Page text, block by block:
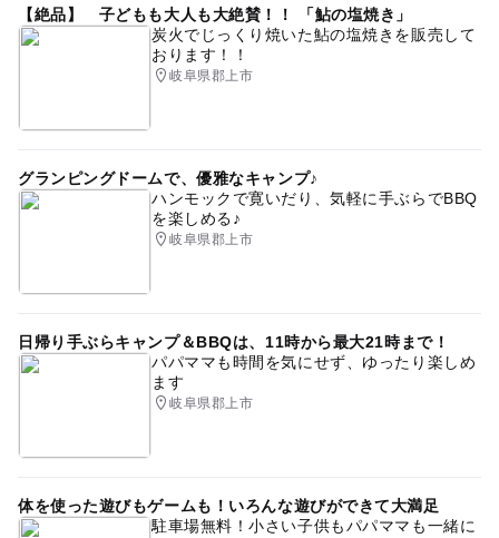
【絶品】 子どもも大人も大絶賛！！ 「鮎の塩焼き」
炭火でじっくり焼いた鮎の塩焼きを販売して
おります！！
岐阜県郡上市
グランピングドームで、優雅なキャンプ♪
ハンモックで寛いだり、気軽に手ぶらでBBQ
を楽しめる♪
岐阜県郡上市
日帰り手ぶらキャンプ＆BBQは、11時から最大21時まで！
パパママも時間を気にせず、ゆったり楽しめ
ます
岐阜県郡上市
体を使った遊びもゲームも！いろんな遊びができて大満足
駐車場無料！小さい子供もパパママも一緒に